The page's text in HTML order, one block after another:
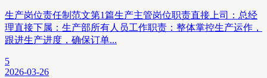
生产岗位责任制范文第1篇生产主管岗位职责直接上司：总经
理直接下属：生产部所有人员工作职责：整体掌控生产运作，
跟进生产进度，确保订单...
5
2026-03-26